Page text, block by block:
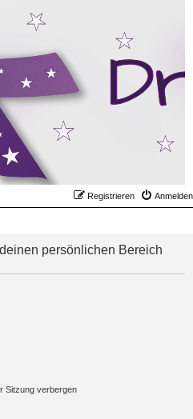
Anmelden
Registrieren
persönlichen Bereich
Sitzung verbergen